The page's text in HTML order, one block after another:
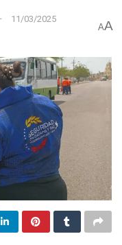
11/03/2025
AA